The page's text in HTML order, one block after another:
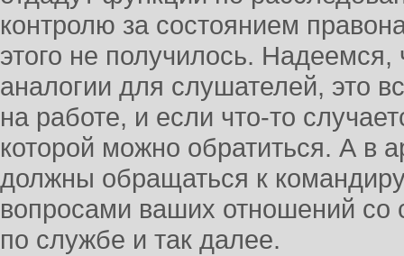
контролю за состоянием
этого не получилось. Надеемся,
аналогии для слушателей, это
на работе, и если что-то
которой можно обратиться. А в
должны обращаться к
вопросами ваших отношений
по службе и так далее.